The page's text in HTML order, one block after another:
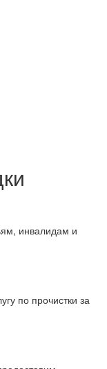
инвалидам и
по прочистки за